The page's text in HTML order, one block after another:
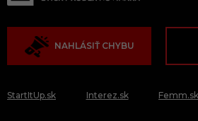
NAHLÁSIŤ CHYBU
StartItUp.sk Interez.sk Femm.sk